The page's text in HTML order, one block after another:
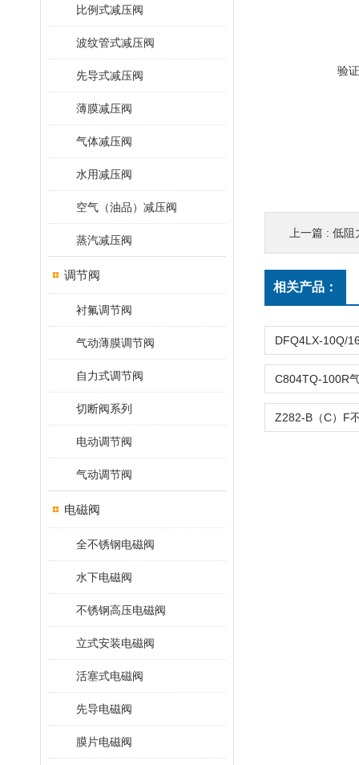
比例式减压阀
波纹管式减压阀
先导式减压阀
薄膜减压阀
气体减压阀
水用减压阀
空气（油品）减压阀
蒸汽减压阀
调节阀
衬氟调节阀
气动薄膜调节阀
自力式调节阀
切断阀系列
电动调节阀
气动调节阀
电磁阀
全不锈钢电磁阀
水下电磁阀
不锈钢高压电磁阀
立式安装电磁阀
活塞式电磁阀
先导电磁阀
膜片电磁阀
验
上一篇 : 低阻
相关产品：